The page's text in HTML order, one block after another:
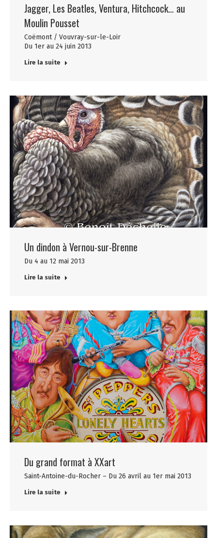
Jagger, Les Beatles, Ventura, Hitchcock… au
Moulin Pousset
Coëmont / Vouvray-sur-le-Loir
Du 1er au 24 juin 2013
Lire la suite
Un dindon à Vernou-sur-Brenne
Du 4 au 12 mai 2013
Lire la suite
Du grand format à XXart
Saint-Antoine-du-Rocher – Du 26 avril au 1er mai 2013
Lire la suite